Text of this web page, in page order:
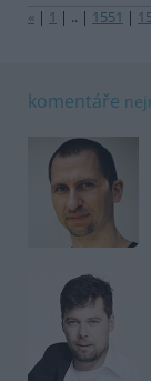
« | 1 | .. | 1551 |
komentáře